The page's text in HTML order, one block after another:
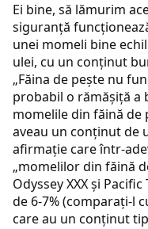
Ei bine, să lămurim
siguranță
unei momeli bine
ulei, cu un conținut
„Făina de pește nu
probabil o rămășiță a
momelile din făină
aveau un conținut de
afirmație care într-
„momelilor din făină
Odyssey XXX și
de 6-7% (comparați-l
care au un conținut